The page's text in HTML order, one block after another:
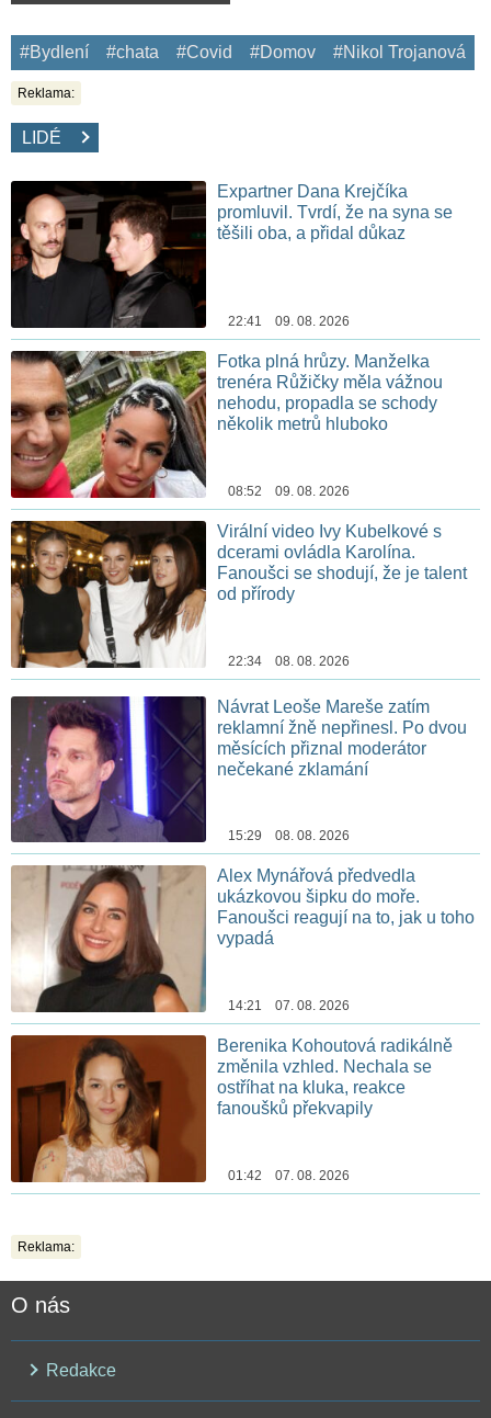
#Bydlení #chata #Covid #Domov #Nikol Trojanová
Reklama:
LIDÉ
Expartner Dana Krejčíka
promluvil. Tvrdí, že na syna se
těšili oba, a přidal důkaz
22:41 09. 08. 2026
Fotka plná hrůzy. Manželka
trenéra Růžičky měla vážnou
nehodu, propadla se schody
několik metrů hluboko
08:52 09. 08. 2026
Virální video Ivy Kubelkové s
dcerami ovládla Karolína.
Fanoušci se shodují, že je talent
od přírody
22:34 08. 08. 2026
Návrat Leoše Mareše zatím
reklamní žně nepřinesl. Po dvou
měsících přiznal moderátor
nečekané zklamání
15:29 08. 08. 2026
Alex Mynářová předvedla
ukázkovou šipku do moře.
Fanoušci reagují na to, jak u toho
vypadá
14:21 07. 08. 2026
Berenika Kohoutová radikálně
změnila vzhled. Nechala se
ostříhat na kluka, reakce
fanoušků překvapily
01:42 07. 08. 2026
Reklama:
O nás
Redakce